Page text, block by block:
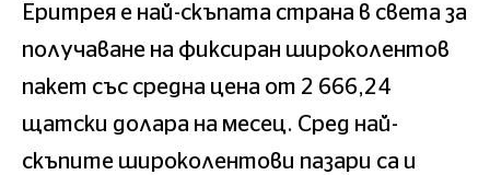
Еритрея е най-скъпата страна в света за
получаване на фиксиран широколентов
пакет със средна цена от 2 666,24
щатски долара на месец. Сред най-
скъпите широколентови пазари са и